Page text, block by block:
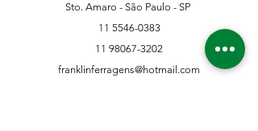
Sto. Amaro - São Paulo - SP
11 5546-0383
11 98067-3202
franklinferragens@hotmail.com